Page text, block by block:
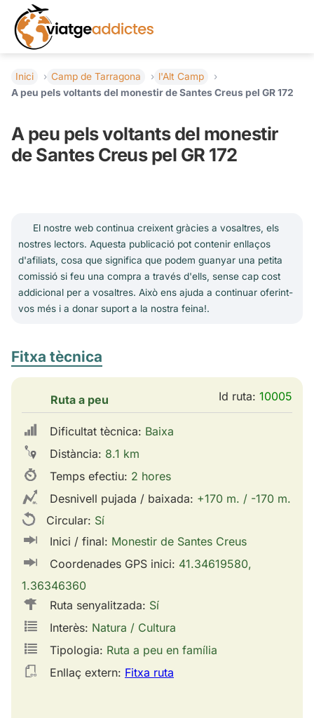
Inici Camp de Tarragona
l'Alt Camp
A peu pels voltants del monestir de Santes Creus pel GR 172
A peu pels voltants del monestir
de Santes Creus pel GR 172
El nostre web continua creixent gràcies a vosaltres, els
nostres lectors. Aquesta publicació pot contenir enllaços
d'afiliats, cosa que significa que podem guanyar una petita
comissió si feu una compra a través d'ells, sense cap cost
addicional per a vosaltres. Això ens ajuda a continuar oferint-
vos més i a donar suport a la nostra feina!.
Fitxa tècnica
Ruta a peu Id ruta: 10005
Dificultat tècnica: Baixa
Distància: 8.1 km
Temps efectiu: 2 hores
Desnivell pujada / baixada: +170 m. / -170 m.
Circular: Sí
Inici / final: Monestir de Santes Creus
Coordenades GPS inici: 41.34619580,
1.36346360
Ruta senyalitzada: Sí
Interès: Natura / Cultura
Tipologia: Ruta a peu en família
Enllaç extern: Fitxa ruta